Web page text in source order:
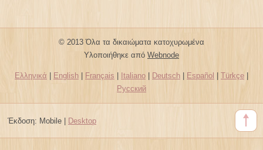
© 2013 Όλα τα δικαιώματα κατοχυρωμένα
Υλοποιήθηκε από Webnode
Ελληνικά | English | Français | Italiano | Deutsch | Español | Türkçe |
Русский
Έκδοση: Mobile| Desktop